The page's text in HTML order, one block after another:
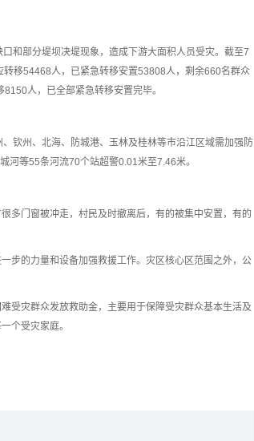
和部分堤坝决堤现象，造成下游大面积人员受灾。截至7
移54468人，已紧急转移安置53808人，剩余660名群众
人，已全部紧急转移安置完毕。
钦州、北海、防城港、玉林及桂林等市沿江区域需加强防
河等55条河流70个站超警0.01米至7.46米。
多门窗被冲走，村民及时撤离后，有的被集中安置，有的
步的力量和设备加强救援工作。灾区核心区范围之外，公
受灾群众发放救助金，主要用于保障受灾群众基本生活及
个受灾家庭。